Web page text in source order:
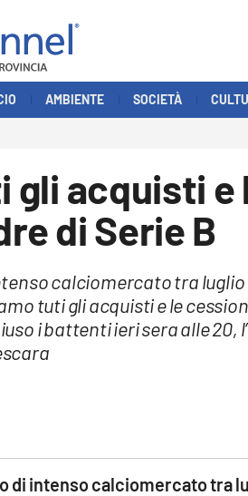
AMBIENTE SOCIETÀ
acquisti e
di Serie B
calciomercato tra luglio
tuti gli acquisti e le
i battenti ieri sera alle 20,
di intenso calciomercato tra